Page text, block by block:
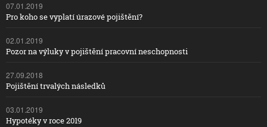
07.01.2019
Pro koho se vyplatí úrazové pojištění?
02.01.2019
Pozor na výluky v pojištění pracovní neschopnosti
27.09.2018
Pojištění trvalých následků
03.01.2019
Hypotéky v roce 2019